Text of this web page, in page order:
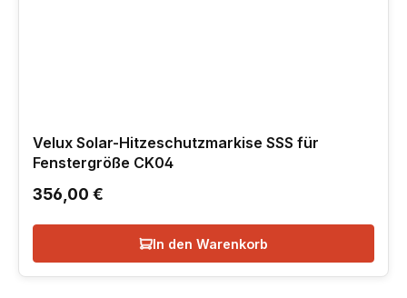
Velux Solar-Hitzeschutzmarkise SSS für
Fenstergröße CK04
Regulärer Preis:
356,00 €
In den Warenkorb